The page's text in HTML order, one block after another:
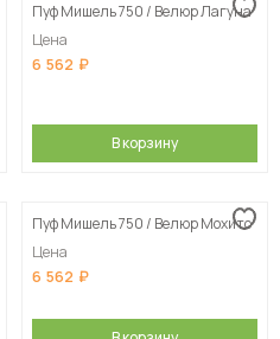
Пуф Мишель 750 / Велюр Лагуна
Цена
6 562
В корзину
Пуф Мишель 750 / Велюр Мохито
Цена
6 562